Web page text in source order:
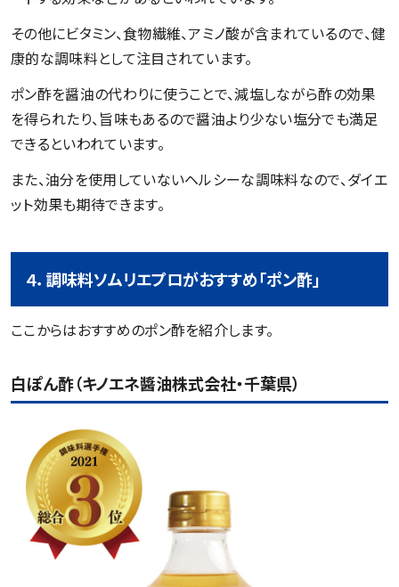
その他にビタミン、食物繊維、アミノ酸が含まれているので、健
康的な調味料として注目されています。
ポン酢を醤油の代わりに使うことで、減塩しながら酢の効果
を得られたり、旨味もあるので醤油より少ない塩分でも満足
できるといわれています。
また、油分を使用していないヘルシーな調味料なので、ダイエ
ット効果も期待できます。
４．調味料ソムリエプロがおすすめ「ポン酢」
ここからはおすすめのポン酢を紹介します。
白ぽん酢（キノエネ醬油株式会社・千葉県）